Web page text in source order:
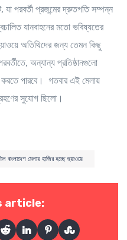
যা পরবর্তী প্রজন্মের দ্রুতগতি সম্পন্ন
যানবাহনের মতো ভবিষ্যতের
অতিথিদের জন্য তেমন কিছু
অন্যান্য প্রতিষ্ঠানগুলো
পারবে। গতবার এই মেলায়
সুযোগ ছিলো।
বাংলাদেশ মেলায় হাজির হচ্ছে হুয়াওয়ে
article: